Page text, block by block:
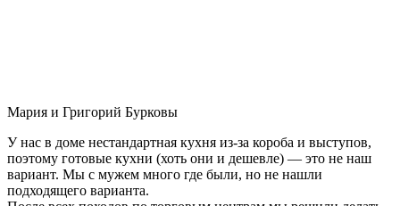
Мария и Григорий Бурковы
У нас в доме нестандартная кухня из-за короба и выступов,
поэтому готовые кухни (хоть они и дешевле) — это не наш
вариант. Мы с мужем много где были, но не нашли
подходящего варианта.